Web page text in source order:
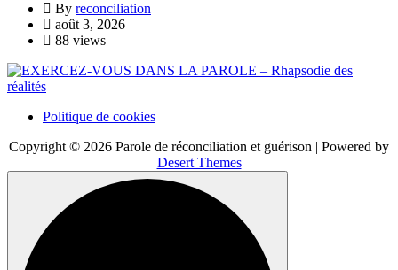
By reconciliation
août 3, 2026
88 views
Politique de cookies
Copyright © 2026 Parole de réconciliation et guérison | Powered by
Desert Themes